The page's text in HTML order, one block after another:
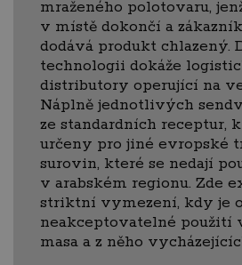
mraženého polotovaru,
v místě dokončí a
dodává produkt chlazený.
technologii dokáže
distributory operující na
Náplně jednotlivých
ze standardních receptur,
určeny pro jiné evropské
surovin, které se nedají
v arabském regionu. Zde
striktní vymezení, kdy je
neakceptovatelné použití
masa a z něho